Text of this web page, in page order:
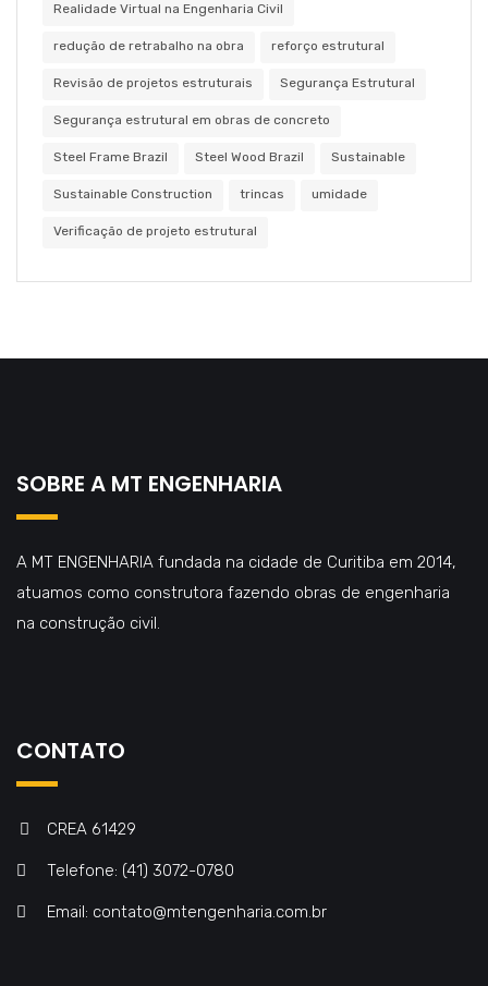
Realidade Virtual na Engenharia Civil
redução de retrabalho na obra reforço estrutural
Revisão de projetos estruturais Segurança Estrutural
Segurança estrutural em obras de concreto
Steel Frame Brazil Steel Wood Brazil Sustainable
Sustainable Construction trincas umidade
Verificação de projeto estrutural
SOBRE A MT ENGENHARIA
A MT ENGENHARIA fundada na cidade de Curitiba em 2014,
atuamos como construtora fazendo obras de engenharia
na construção civil.
CONTATO
CREA 61429
Telefone: (41) 3072-0780
Email: contato@mtengenharia.com.br